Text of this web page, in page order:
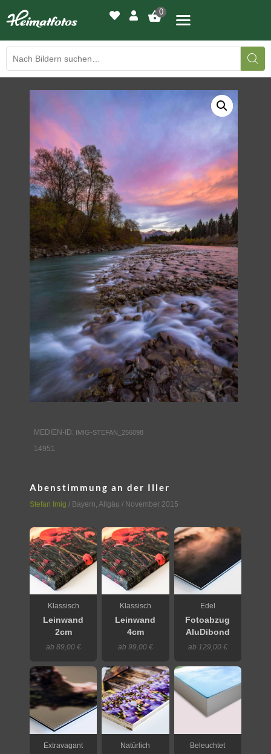
0
BILDERGALERIE
DRUCKQUALITÄTEN
LED-LEUCHTBILDER
WIR DRUCKEN IHR BILD
AUSSTELLUNGEN
HEIMATLICHTER
KONTAKT
MEDIEN-ID: IMIG-STEFAN_256098
14951
Abenstimmung an der Iller
Stefan Imig / Bayern, Allgäu / November 2015
Klassisch
Leinwand
2cm
ab 89,00 €
Klassisch
Leinwand
4cm
ab 99,00 €
Edel
Fotoabzug
AluDibond
ab 129,00 €
Extravagant Natürlich Beleuchtet